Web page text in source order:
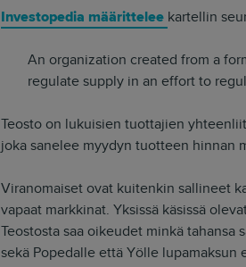
Investopedia määrittelee kartellin
An organization created from a
regulate supply in an effort to
Teosto on lukuisien tuottajien
joka sanelee myydyn tuotteen hinnan
Viranomaiset ovat kuitenkin sallineet
vapaat markkinat. Yksissä käsissä
Teostosta saa oikeudet minkä
sekä Popedalle että Yölle